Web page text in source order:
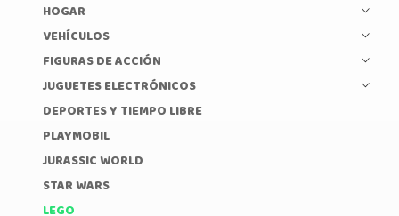
HOGAR
VEHÍCULOS
FIGURAS DE ACCIÓN
JUGUETES ELECTRÓNICOS
DEPORTES Y TIEMPO LIBRE
PLAYMOBIL
JURASSIC WORLD
STAR WARS
LEGO